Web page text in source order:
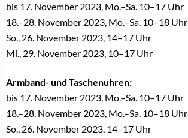
bis 17. November 2023, Mo.–Sa. 10–17 Uhr
18.–28. November 2023, Mo.–Sa. 10–18 Uhr
So., 26. November 2023, 14–17 Uhr
Mi., 29. November 2023, 10–17 Uhr
Armband- und Taschenuhren:
bis 17. November 2023, Mo.–Sa. 10–17 Uhr
18.–28. November 2023, Mo.–Sa. 10–18 Uhr
So., 26. November 2023, 14–17 Uhr